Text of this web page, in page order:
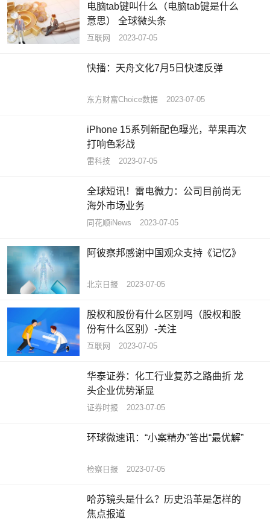
电脑tab键叫什么（电脑tab键是什么
意思） 全球微头条
互联网 2023-07-05
快播：天舟文化7月5日快速反弹
东方财富Choice数据 2023-07-05
iPhone 15系列新配色曝光，苹果再次
打响色彩战
雷科技 2023-07-05
全球短讯！雷电微力：公司目前尚无
海外市场业务
同花顺iNews 2023-07-05
阿彼察邦感谢中国观众支持《记忆》
北京日报 2023-07-05
股权和股份有什么区别吗（股权和股
份有什么区别）-关注
互联网 2023-07-05
华泰证券：化工行业复苏之路曲折 龙
头企业优势渐显
证券时报 2023-07-05
环球微速讯：“小案精办”答出“最优解”
检察日报 2023-07-05
哈苏镜头是什么？历史沿革是怎样的
焦点报道